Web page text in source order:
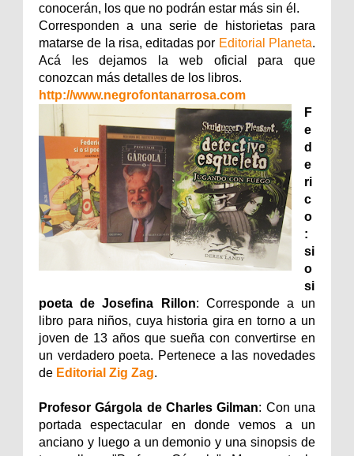
conocerán, los que no podrán estar más sin él.
Corresponden a una serie de historietas para
matarse de la risa, editadas por Editorial Planeta.
Acá les dejamos la web oficial para que
conozcan más detalles de los libros.
http://www.negrofontanarrosa.com
F
e
d
e
ri
c
o
:
si
o
si
poeta de Josefina Rillon: Corresponde a un
libro para niños, cuya historia gira en torno a un
joven de 13 años que sueña con convertirse en
un verdadero poeta. Pertenece a las novedades
de Editorial Zig Zag.
Profesor Gárgola de Charles Gilman: Con una
portada espectacular en donde vemos a un
anciano y luego a un demonio y una sinopsis de